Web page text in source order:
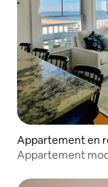
Appartement en
Appartement